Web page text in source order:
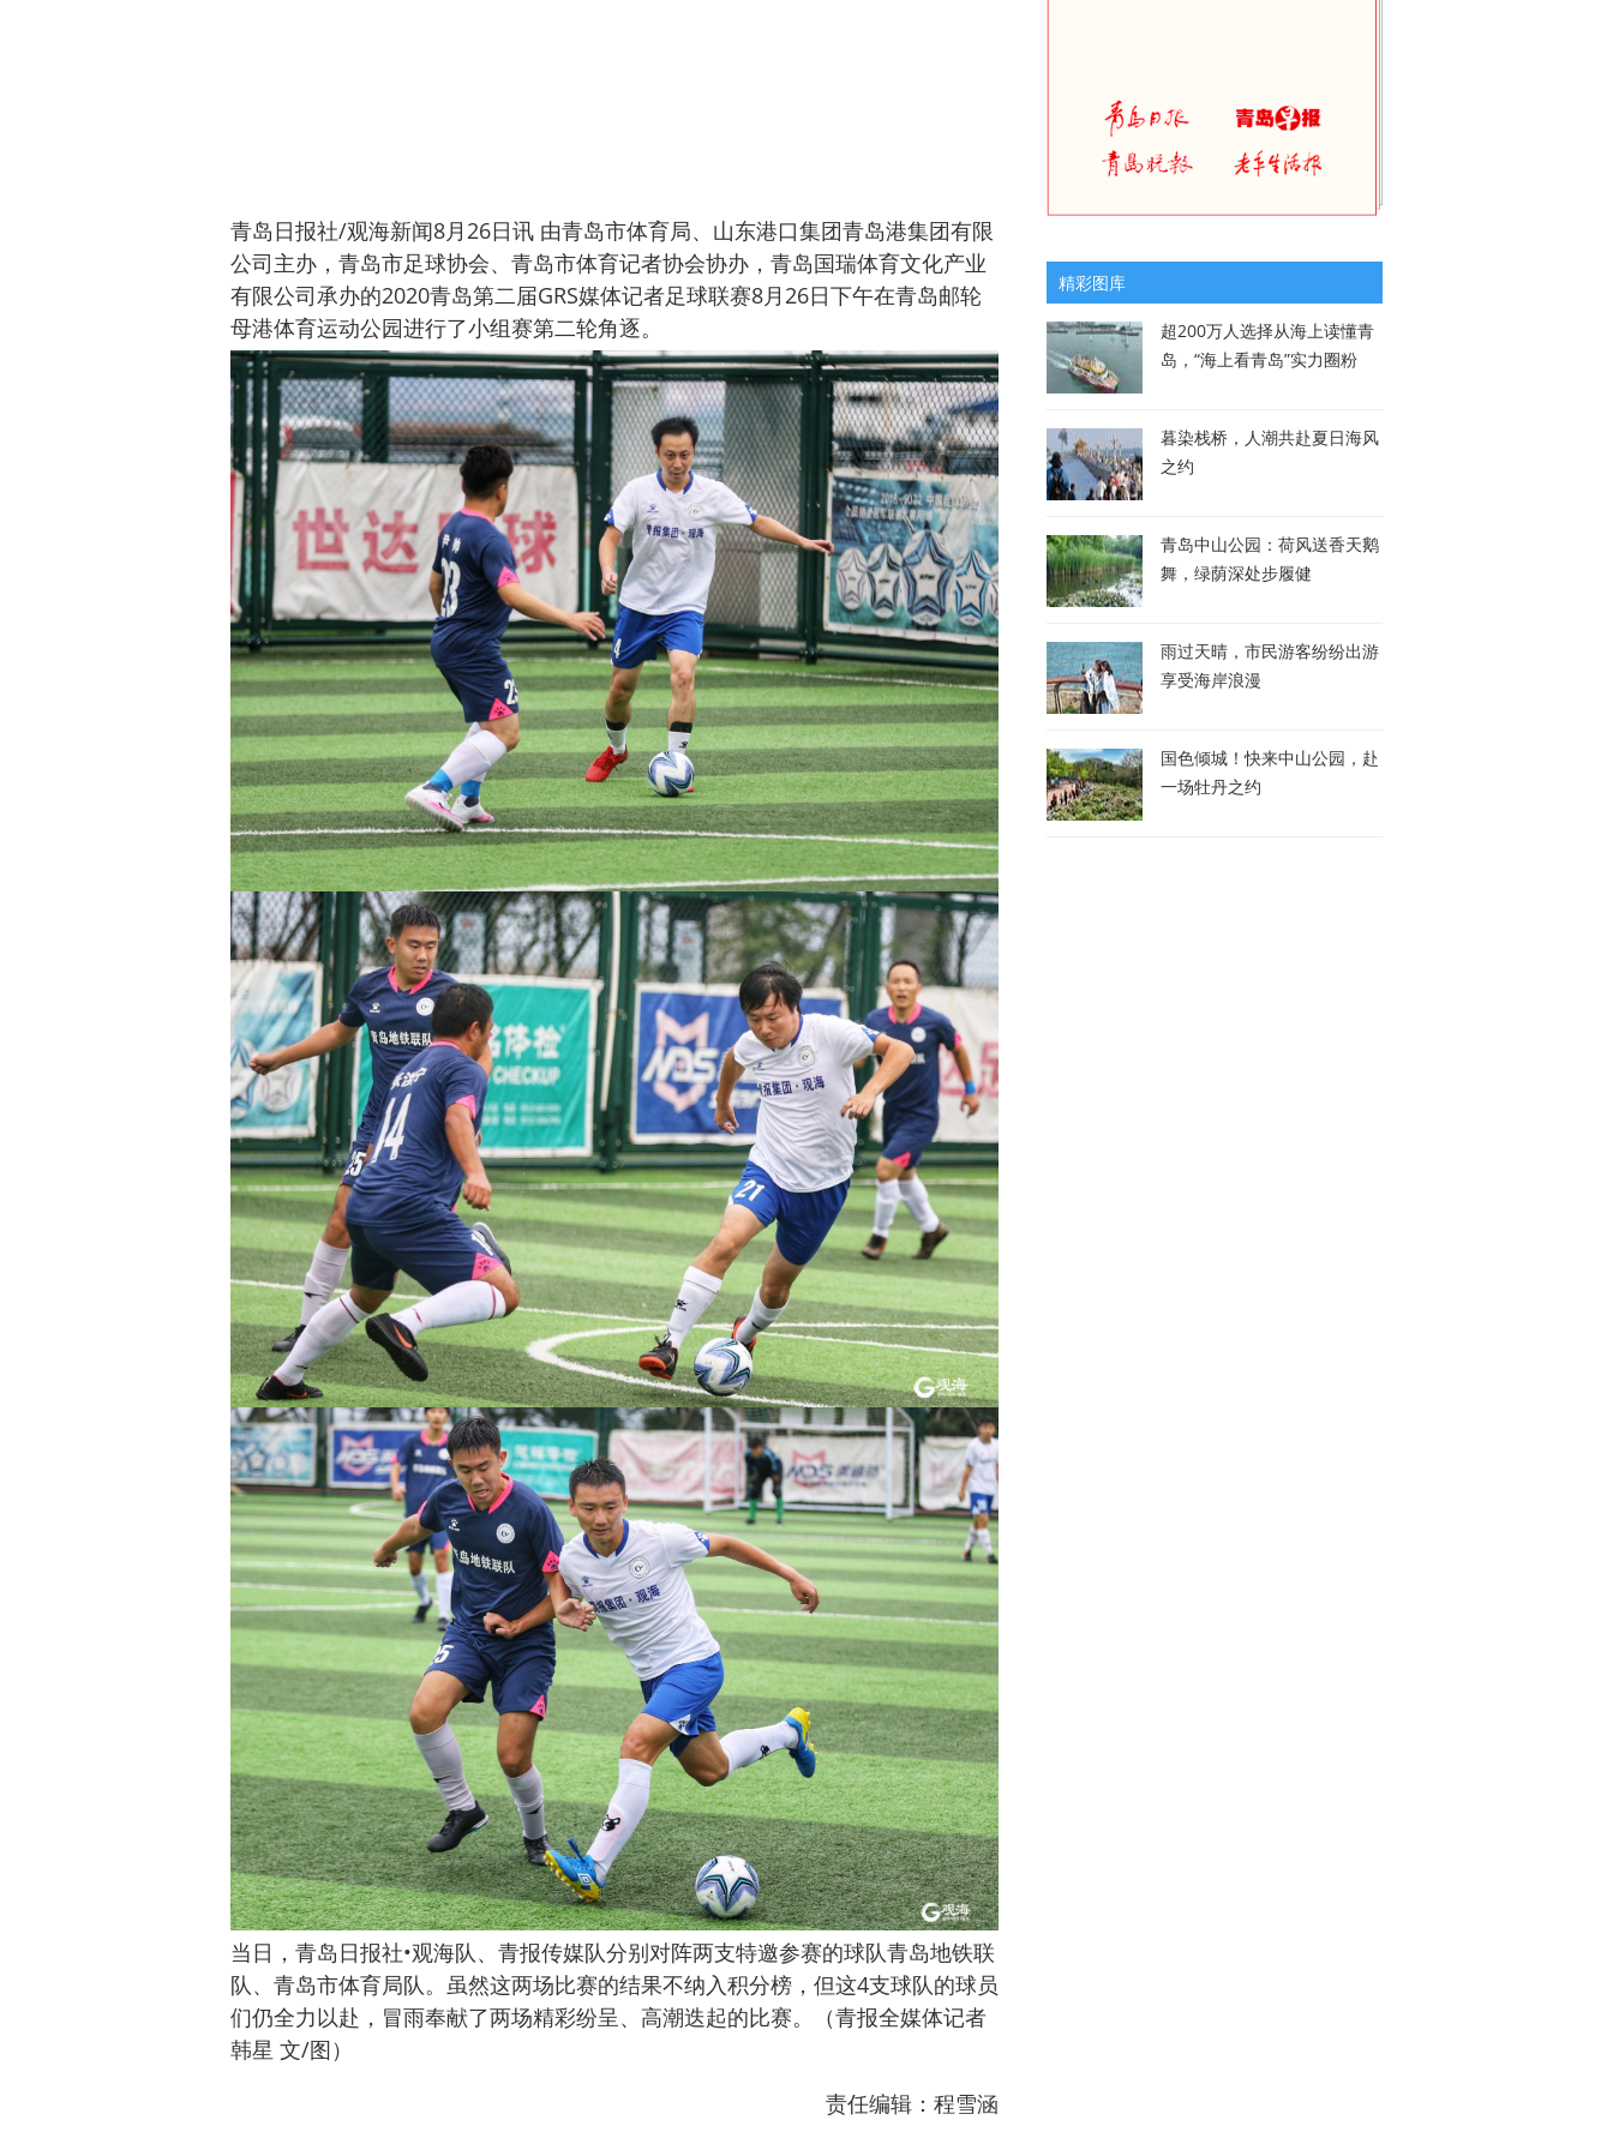
青岛日报社/观海新闻8月26日讯 由青岛市体育局、山东港口集团青岛港集团有限
公司主办，青岛市足球协会、青岛市体育记者协会协办，青岛国瑞体育文化产业
有限公司承办的2020青岛第二届GRS媒体记者足球联赛8月26日下午在青岛邮轮
母港体育运动公园进行了小组赛第二轮角逐。
当日，青岛日报社•观海队、青报传媒队分别对阵两支特邀参赛的球队青岛地铁联
队、青岛市体育局队。虽然这两场比赛的结果不纳入积分榜，但这4支球队的球员
们仍全力以赴，冒雨奉献了两场精彩纷呈、高潮迭起的比赛。（青报全媒体记者
韩星 文/图）
责任编辑：程雪涵
精彩图库
超200万人选择从海上读懂青
岛，“海上看青岛”实力圈粉
暮染栈桥，人潮共赴夏日海风
之约
青岛中山公园：荷风送香天鹅
舞，绿荫深处步履健
雨过天晴，市民游客纷纷出游
享受海岸浪漫
国色倾城！快来中山公园，赴
一场牡丹之约